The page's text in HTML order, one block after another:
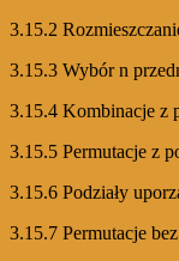
3.15.2
3.15.3 Wybór n
3.15.4 Kombinacje z
3.15.5 Permutacje z
3.15.6 Podziały
3.15.7 Permutacje